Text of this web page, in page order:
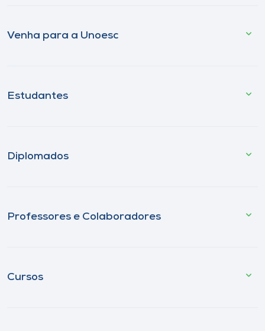
Venha para a Unoesc
Estudantes
Diplomados
Professores e Colaboradores
Cursos